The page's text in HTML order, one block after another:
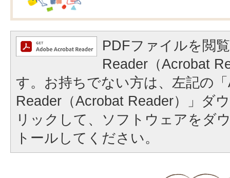
PDFファイルを閲
Reader（Acrobat
す。お持ちでない方は、左記の
Reader（Acrobat Reader）」ダ
リックして、ソフトウェアをダ
トールしてください。